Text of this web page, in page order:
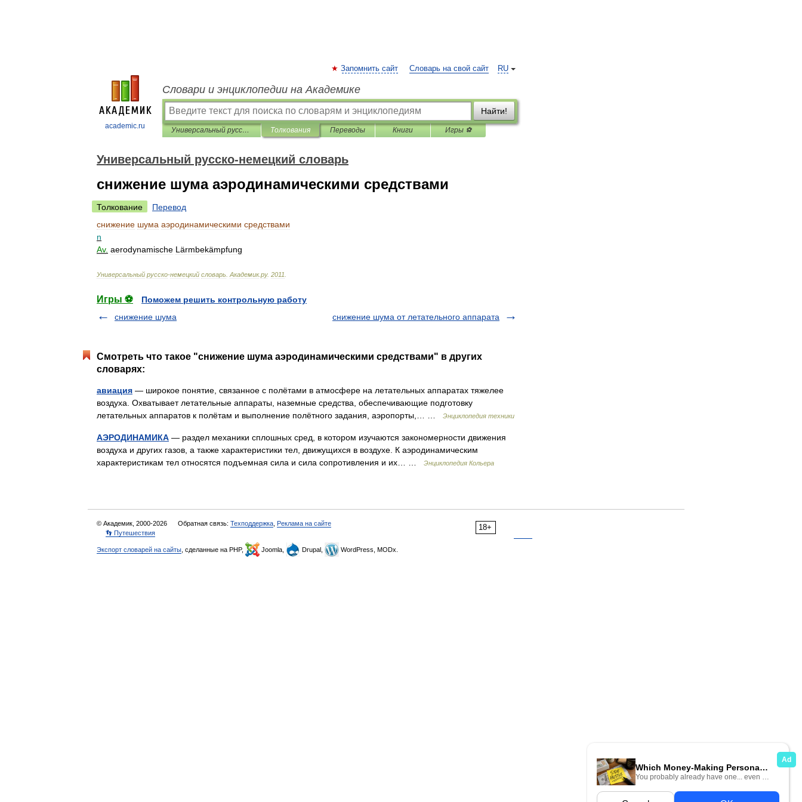
academic.ru
RU
Запомнить сайт Словарь на свой сайт
Словари и энциклопедии на Академике
Найти!
Универсальный русско-немецкий словарь Толкования Переводы Книги Игры ⚽
Универсальный русско-немецкий словарь
снижение шума аэродинамическими средствами
Толкование
Перевод
снижение шума аэродинамическими средствами
n
Av. aerodynamische Lärmbekämpfung
Универсальный русско-немецкий словарь Академик.ру. 2011
Игры ⚽
Поможем решить контрольную работу
снижение шума
снижение шума от летательного аппарата
Смотреть что такое "снижение шума аэродинамическими средствами" в других
словарях:
авиация — широкое понятие, связанное с полётами в атмосфере на летательных аппаратах тяжелее
воздуха. Охватывает летательные аппараты, наземные средства, обеспечивающие подготовку
летательных аппаратов к полётам и выполнение полётного задания, аэропорты,… …
Энциклопедия техники
АЭРОДИНАМИКА — раздел механики сплошных сред, в котором изучаются закономерности движения
воздуха и других газов, а также характеристики тел, движущихся в воздухе. К аэродинамическим
характеристикам тел относятся подъемная сила и сила сопротивления и их… …
Энциклопедия Кольера
18+
© Академик, 2000-2026 Обратная связь: Техподдержка Реклама на сайте
👣 Путешествия
Экспорт словарей на сайты , сделанные на PHP, Joomla, Drupal, WordPress, MODx.